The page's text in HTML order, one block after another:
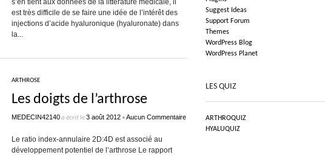
s’en tient aux données de la littérature médicale, il
est très difficile de se faire une idée de l’intérêt des
injections d’acide hyaluronique (hyaluronate) dans
la...
ARTHROSE
Les doigts de l’arthrose
MEDECIN42140a écrit le3 août 2012 •Aucun Commentaire
Le ratio index-annulaire 2D:4D est associé au
développement potentiel de l’arthrose Le rapport
Suggest Ideas
Support Forum
Themes
WordPress Blog
WordPress Planet
LES QUIZ
ARTHROQUIZ
HYALUQUIZ